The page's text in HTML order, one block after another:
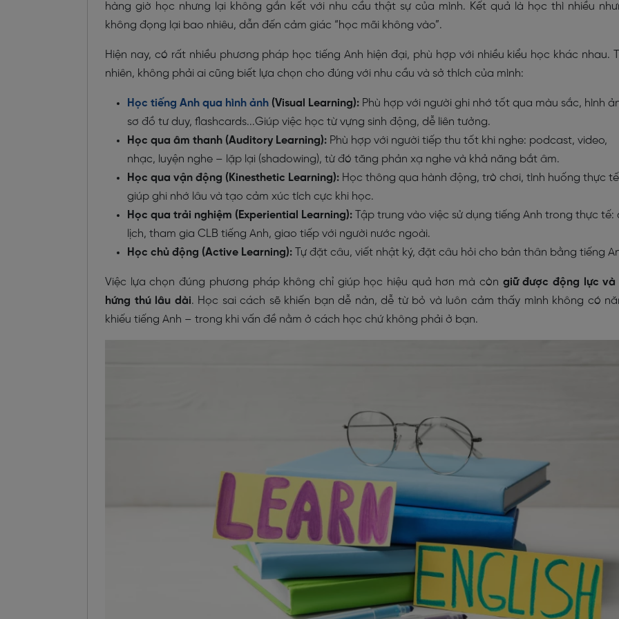
hàng giờ học nhưng lại không gắn kết với nhu cầu thật sự của mình. Kết quả là học thì nhiều
không đọng lại bao nhiêu, dẫn đến cảm giác “học mãi không vào”.
Hiện nay, có rất nhiều phương pháp học tiếng Anh hiện đại, phù hợp với nhiều kiểu học khác nhau.
nhiên, không phải ai cũng biết lựa chọn cho đúng với nhu cầu và sở thích của mình:
Học tiếng Anh qua hình ảnh (Visual Learning): Phù hợp với người ghi nhớ tốt qua màu sắc, hình
sơ đồ tư duy, flashcards...Giúp việc học từ vựng sinh động, dễ liên tưởng.
Học qua âm thanh (Auditory Learning): Phù hợp với người tiếp thu tốt khi nghe: podcast, video,
nhạc, luyện nghe – lặp lại (shadowing), từ đó tăng phản xạ nghe và khả năng bắt âm.
Học qua vận động (Kinesthetic Learning): Học thông qua hành động, trò chơi, tình huống thực
giúp ghi nhớ lâu và tạo cảm xúc tích cực khi học.
Học qua trải nghiệm (Experiential Learning):
Tập trung vào việc sử dụng tiếng Anh trong thực tế:
lịch, tham gia CLB tiếng Anh, giao tiếp với người nước ngoài.
Học chủ động (Active Learning):
Tự đặt câu, viết nhật ký, đặt câu hỏi cho bản thân bằng tiếng
Việc lựa chọn đúng phương pháp không chỉ giúp học hiệu quả hơn mà còn giữ được động lực và
hứng thú lâu dài. Học sai cách sẽ khiến bạn dễ nản, dễ từ bỏ và luôn cảm thấy mình không có
khiếu tiếng Anh – trong khi vấn đề nằm ở cách học chứ không phải ở bạn.